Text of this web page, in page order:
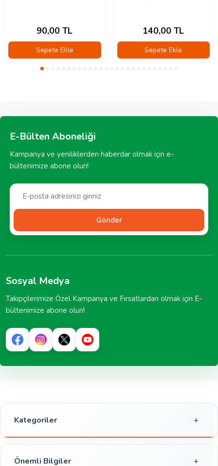
90,00 TL
Sepete Ekle
140,00 TL
Sepete Ekle
E-Bülten Aboneliği
Kampanya ve yeniliklerden haberdar olmak için e-
bültenimize abone olun!
Gönder
Sosyal Medya
Takipçilerimize Özel Kampanya ve Fırsatlardan olmak için E-
bültenimize abone olun!
Kategoriler
Gıda
Kahvaltılık
Önemli Bilgiler